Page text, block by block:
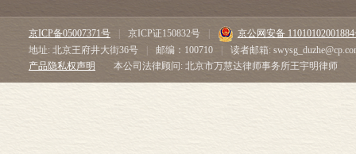
京ICP备05007371号 京ICP证150832号
京公网安备
地址: 北京王府井大街36号
邮编：100710
读者邮箱:
产品隐私权声明
本公司法律顾问: 北京市万慧达律师事务所王宇明律师